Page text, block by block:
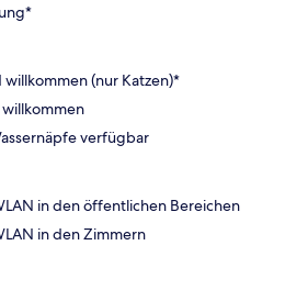
willkommen (nur Katzen)*
verfügbar
in den öffentlichen Bereichen
in den Zimmern